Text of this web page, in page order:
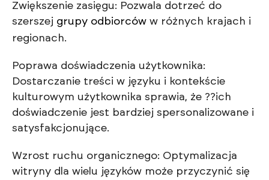
Zwiększenie zasięgu: Pozwala dotrzeć do
szerszej grupy odbiorców w różnych krajach i
regionach.
Poprawa doświadczenia użytkownika:
Dostarczanie treści w języku i kontekście
kulturowym użytkownika sprawia, że ??ich
doświadczenie jest bardziej spersonalizowane i
satysfakcjonujące.
Wzrost ruchu organicznego: Optymalizacja
witryny dla wielu języków może przyczynić się